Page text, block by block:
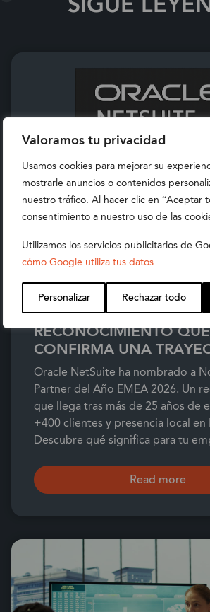
Valoramos tu privacidad
Usamos cookies para mejorar su
mostrarle anuncios o contenidos
nuestro tráfico. Al hacer clic en “Aceptar
consentimiento a nuestro uso de las
Utilizamos los servicios publicitarios de
cómo Google utiliza tus datos
Personalizar Rechazar todo
NOBLUE2, PARTNER
EMEA DEL AÑO 2026:
RECONOCIMIENTO QUE
CONFIRMA UNA
Oracle NetSuite ha nombrado a
Partner del Año EMEA 2026. Un
que llega tras más de 25 años de
+400 clientes y presencia local en
Descubre qué significa para tu
Read more